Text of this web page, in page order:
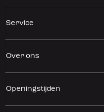
Service
Over ons
Openingstijden